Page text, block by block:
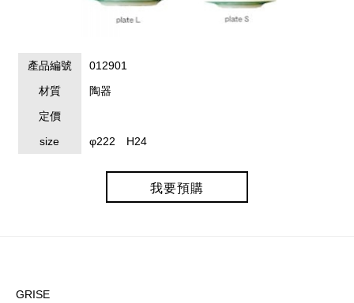
產品編號
012901
材質
陶器
定價
size φ222 H24
我要預購
GRISE